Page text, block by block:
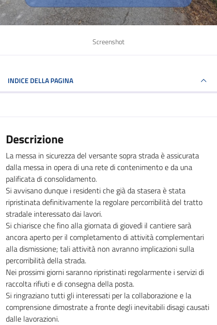
Screenshot
INDICE DELLA PAGINA
Descrizione
La messa in sicurezza del versante sopra strada è assicurata
dalla messa in opera di una rete di contenimento e da una
palificata di consolidamento.
Si avvisano dunque i residenti che già da stasera è stata
ripristinata definitivamente la regolare percorribilità del tratto
stradale interessato dai lavori.
Si chiarisce che fino alla giornata di giovedì il cantiere sarà
ancora aperto per il completamento di attività complementari
alla dismissione; tali attività non avranno implicazioni sulla
percorribilità della strada.
Nei prossimi giorni saranno ripristinati regolarmente i servizi di
raccolta rifiuti e di consegna della posta.
Si ringraziano tutti gli interessati per la collaborazione e la
comprensione dimostrate a fronte degli inevitabili disagi causati
dalle lavorazioni.